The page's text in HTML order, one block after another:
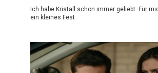
Ich habe Kristall schon immer geliebt. Für
ein kleines Fest